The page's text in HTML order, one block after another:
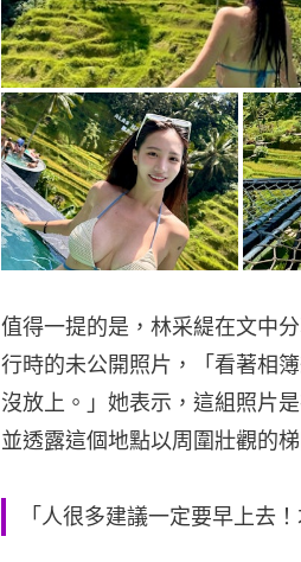
值得一提的是，林采緹在文中
行時的未公開照片，「看著相
沒放上。」她表示，這組照片
並透露這個地點以周圍壯觀的
「人很多建議一定要早上去